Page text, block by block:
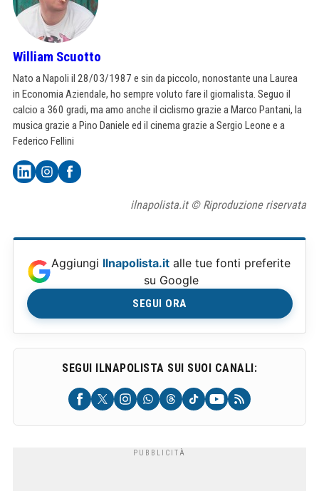
William Scuotto
Nato a Napoli il 28/03/1987 e sin da piccolo, nonostante una Laurea
in Economia Aziendale, ho sempre voluto fare il giornalista. Seguo il
calcio a 360 gradi, ma amo anche il ciclismo grazie a Marco Pantani, la
musica grazie a Pino Daniele ed il cinema grazie a Sergio Leone e a
Federico Fellini
ilnapolista.it © Riproduzione riservata
Aggiungi Ilnapolista.it alle tue fonti preferite
su Google
SEGUI ORA
SEGUI ILNAPOLISTA SUI SUOI CANALI: